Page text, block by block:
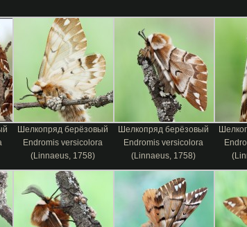
Шелкопряд берёзовый
Endromis versicolora
(Linnaeus, 1758)
Шелкопряд берёзовый
Endromis versicolora
(Linnaeus, 1758)